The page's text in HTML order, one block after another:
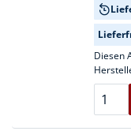
Diesen